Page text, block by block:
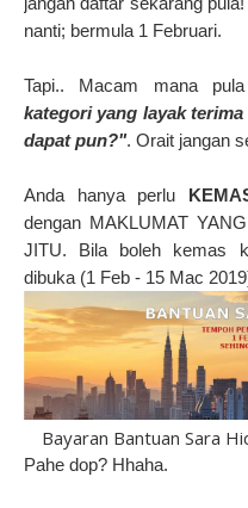
nanti; bermula 1 Februari.
Tapi.. Macam mana
kategori yang layak
dapat pun?". Orait jangan
Anda hanya perlu
dengan MAKLUMAT
JITU. Bila boleh kemas
dibuka (1 Feb - 15 Mac
Bayaran Bantuan Sara
Pahe dop? Hhaha.